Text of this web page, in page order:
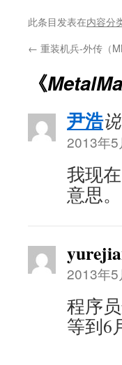
此条目发表在内容分
← 重装机兵-外传（
《
尹浩
2013年
我现
意思。
2013年
程序
等到6